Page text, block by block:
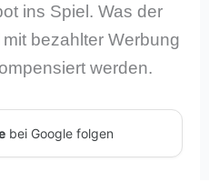
ins Spiel. Was der
bezahlter Werbung
werden.
bei Google folgen